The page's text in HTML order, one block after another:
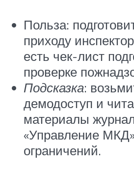
Польза:
приходу
есть чек-лист
проверке
Подсказка:
демодоступ и
материалы
«Управление
ограничений.